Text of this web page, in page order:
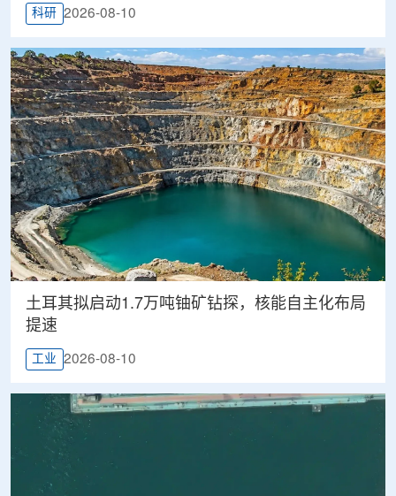
科研 2026-08-10
土耳其拟启动1.7万吨铀矿钻探，核能自主化布局
提速
工业 2026-08-10